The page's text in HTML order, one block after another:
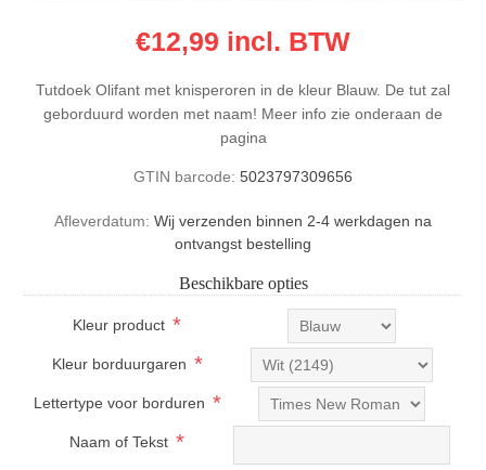
€12,99 incl. BTW
Tutdoek Olifant met knisperoren in de kleur Blauw. De tut zal
geborduurd worden met naam! Meer info zie onderaan de
pagina
GTIN barcode: 5023797309656
Afleverdatum: Wij verzenden binnen 2-4 werkdagen na
ontvangst bestelling
Beschikbare opties
Kleur product *
Kleur borduurgaren *
Lettertype voor borduren *
Naam of Tekst *